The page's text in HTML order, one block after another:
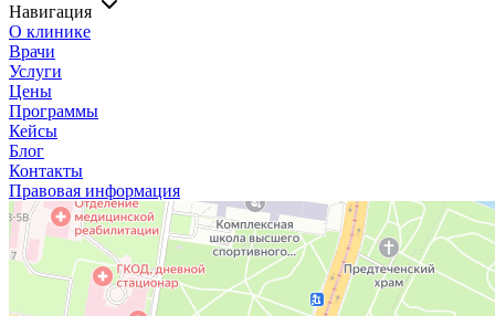
Навигация
О клинике
Врачи
Услуги
Цены
Программы
Кейсы
Блог
Контакты
Правовая информация